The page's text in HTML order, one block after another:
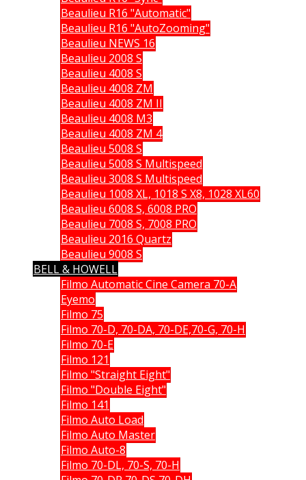
Beaulieu R16 "Automatic"
Beaulieu R16 "AutoZooming"
Beaulieu NEWS 16
Beaulieu 2008 S
Beaulieu 4008 S
Beaulieu 4008 ZM
Beaulieu 4008 ZM II
Beaulieu 4008 M3
Beaulieu 4008 ZM 4
Beaulieu 5008 S
Beaulieu 5008 S Multispeed
Beaulieu 3008 S Multispeed
Beaulieu 1008 XL, 1018 S X8, 1028 XL60
Beaulieu 6008 S, 6008 PRO
Beaulieu 7008 S, 7008 PRO
Beaulieu 2016 Quartz
Beaulieu 9008 S
BELL & HOWELL
Filmo Automatic Cine Camera 70-A
Eyemo
Filmo 75
Filmo 70-D, 70-DA, 70-DE,70-G, 70-H
Filmo 70-E
Filmo 121
Filmo "Straight Eight"
Filmo "Double Eight"
Filmo 141
Filmo Auto Load
Filmo Auto Master
Filmo Auto-8
Filmo 70-DL, 70-S, 70-H